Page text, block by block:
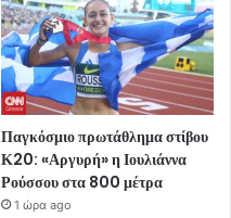
Παγκόσμιο πρωτάθλημα στίβου
Κ20: «Αργυρή» η Ιουλιάννα
Ρούσσου στα 800 μέτρα
1 ώρα ago